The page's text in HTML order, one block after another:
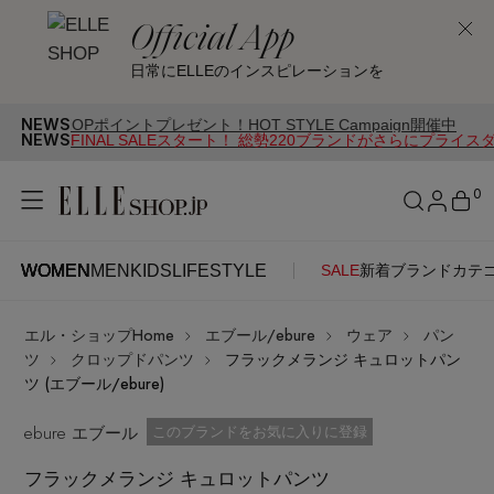
Official App
日常にELLEのインスピレーションを
NEWS
ントプレゼント！HOT STYLE Campaign開催中
NEWSFINAL SALEスタート！ 総勢220ブランドがさらにプライス
WOMEN MEN KIDS LIFESTYLE SALE新着ブランド カテ
0
WOMENMENKIDSLIFESTYLE
ITEMS
新着アイテム
ログイン
はじめてご利用の方
新規会員登録
SEE RESULTS
エル・ショップHome エブール/ebure ウェア
パン
ツ
クロップドパンツ
フラックメランジ キュロットパン
ツ (エブール/ebure)
ebure エブール お気に入り済
このブランドをお気に入りに登録
フラックメランジ キュロットパンツ